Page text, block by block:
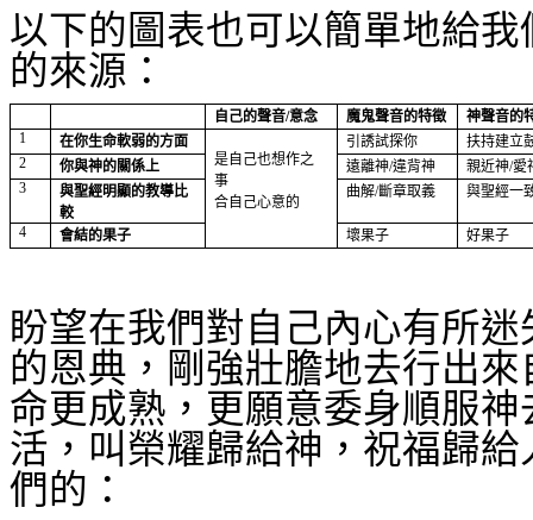
以下的圖表也可以簡單地給
的來源：
自己的聲音/意念 魔鬼聲音的特徵
神聲音的
1
在你生命軟弱的方面
是自己也想作之
事
合自己心意的
引誘試探你
扶持建立
2
你與神的關係上 遠離神/違背神 親近神/愛
3
與聖經明顯的教導比
較
曲解/斷章取義 與聖經一
4 會結的果子 壞果子 好果子
盼望在我們對自己內心有所
的恩典，剛強壯膽地去行出
命更成熟，更願意委身順服
活，叫榮耀歸給神，祝福歸
們的：